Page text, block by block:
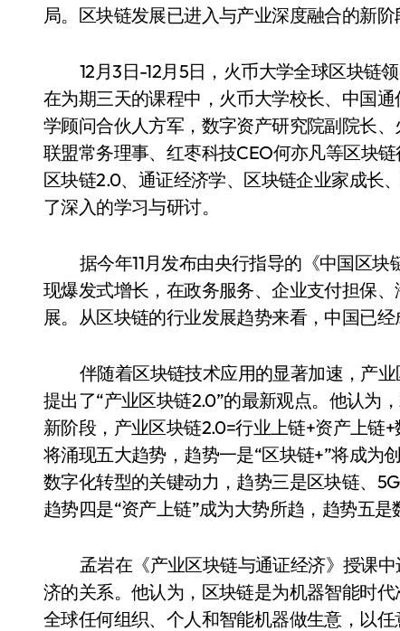
局。区块链发展已进入与产业深度融合的新
12月3日-12月5日，火币大学全球区块链
在为期三天的课程中，火币大学校长、中国
学顾问合伙人方军，数字资产研究院副院长
联盟常务理事、红枣科技CEO何亦凡等区块
区块链2.0、通证经济学、区块链企业家成长
了深入的学习与研讨。
据今年11月发布由央行指导的《中国区
现爆发式增长，在政务服务、企业支付担保
展。从区块链的行业发展趋势来看，中国已
伴随着区块链技术应用的显著加速，产
提出了“产业区块链2.0”的最新观点。他认为
新阶段，产业区块链2.0=行业上链+资产上链
将涌现五大趋势，趋势一是“区块链+”将成为
数字化转型的关键动力，趋势三是区块链、
趋势四是“资产上链”成为大势所趋，趋势五是
孟岩在《产业区块链与通证经济》授课
济的关系。他认为，区块链是为机器智能时
全球任何组织、个人和智能机器做生意，以